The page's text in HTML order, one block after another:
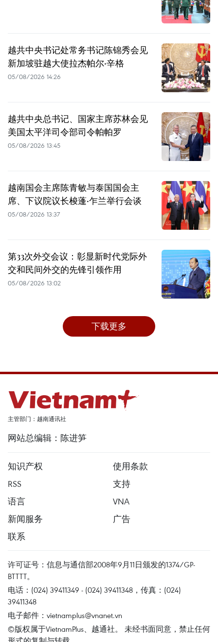
越共中央书记处常务书记陈锦秀会见
新加坡驻越大使拉杰帕尔·辛格
05/08/2026 14:26
越共中央总书记、国家主席苏林会见
美国太平洋司令部司令帕帕罗
05/08/2026 13:45
越南国会主席陈青敏与泰国国会主
席、下议院议长梭蓬·乍兰举行会谈
05/08/2026 13:37
第33次外交会议：彰显新时代党际外
交和民间外交的先锋引领作用
05/08/2026 13:02
下载更多
主管部门：越南通讯社
网站总编辑：陈进笋
知识产权
使用条款
RSS
支持
语言
VNA
新闻服务
广告
联系
许可证号：信息与通信部2008年9月11日颁发的1374/GP-
BTTTT。
电话：(024) 39411349 - (024) 39411348，传真：(024)
39411348
电子邮件： vietnamplus@vnanet.vn
©版权属于VietnamPlus、越通社。 未经书面同意，禁止任何